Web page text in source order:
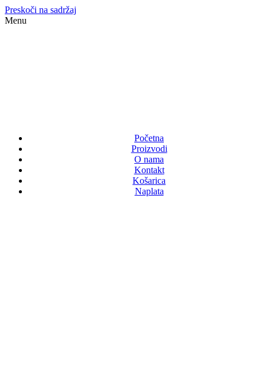
Preskoči na sadržaj
Menu
Početna
Proizvodi
O nama
Kontakt
Košarica
Naplata